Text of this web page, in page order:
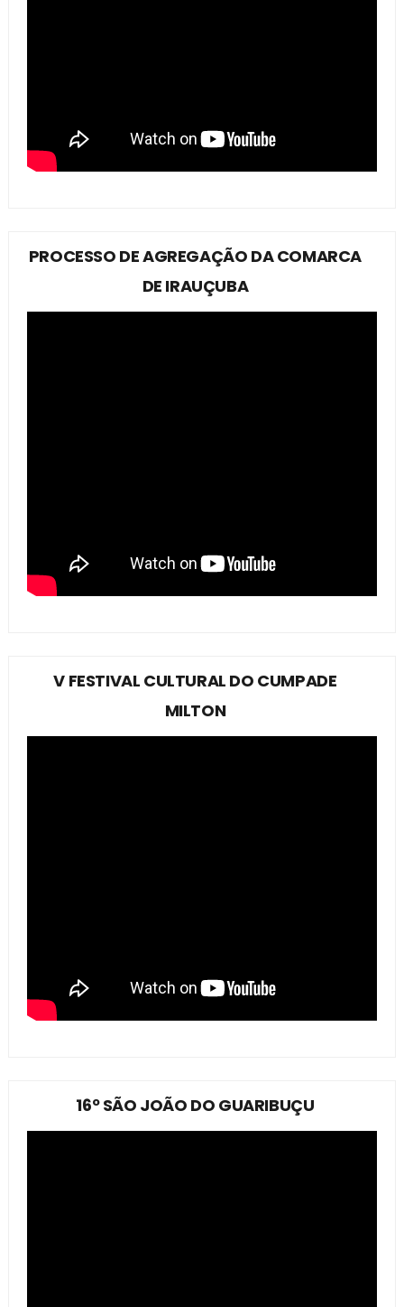
PROCESSO DE AGREGAÇÃO DA COMARCA
DE IRAUÇUBA
V FESTIVAL CULTURAL DO CUMPADE
MILTON
16º SÃO JOÃO DO GUARIBUÇU